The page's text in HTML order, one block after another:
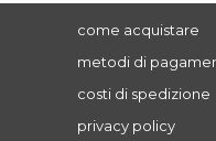
come acquistare
metodi di
costi di spedizione
privacy policy